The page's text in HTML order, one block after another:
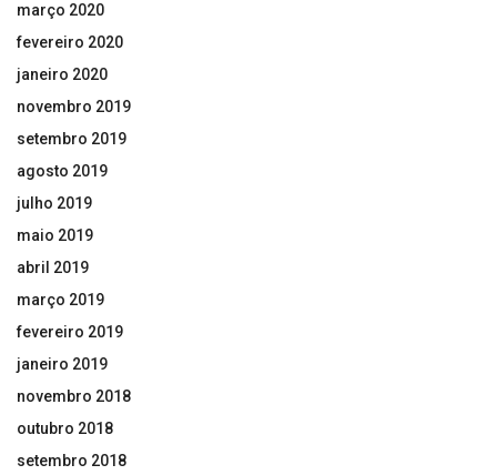
março 2020
fevereiro 2020
janeiro 2020
novembro 2019
setembro 2019
agosto 2019
julho 2019
maio 2019
abril 2019
março 2019
fevereiro 2019
janeiro 2019
novembro 2018
outubro 2018
setembro 2018